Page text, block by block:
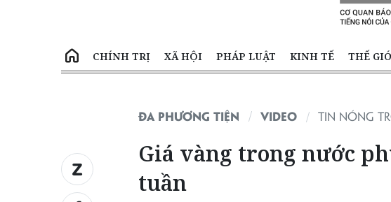
CHÍNH TRỊ XÃ HỘI PHÁP LUẬT KINH TẾ THẾ
ĐA PHƯƠNG TIỆN VIDEO TIN NÓNG
Giá vàng trong nước
tuần